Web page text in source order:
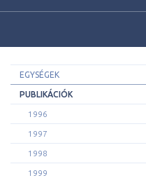
EGYSÉGEK
PUBLIKÁCIÓK
1996
1997
1998
1999